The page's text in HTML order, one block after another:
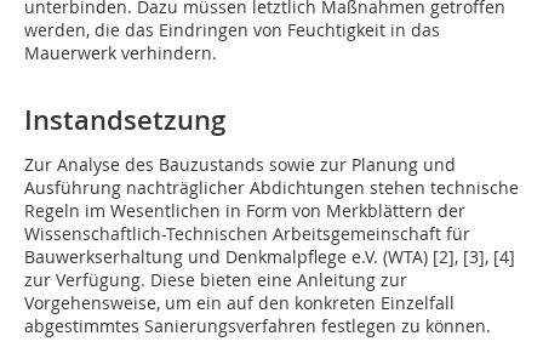
unterbinden. Dazu müssen letztlich Maßnahmen getroffen
werden, die das Eindringen von Feuchtigkeit in das
Mauerwerk verhindern.
Instandsetzung
Zur Analyse des Bauzustands sowie zur Planung und
Ausführung nachträglicher Ab­dichtungen stehen technische
Regeln im Wesentlichen in Form von Merkblättern der
Wissenschaftlich-Technischen Arbeitsgemeinschaft für
Bauwerkserhaltung und Denkmalpflege e.V. (WTA) [2], [3], [4]
zur Verfügung. Diese bieten eine Anleitung zur
Vorgehensweise, um ein auf den konkreten Einzelfall
abgestimmtes Sanierungsverfahren festlegen zu können.